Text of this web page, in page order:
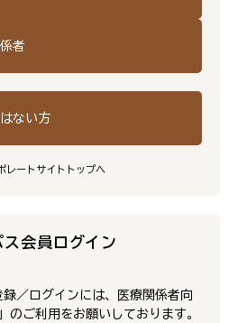
者
ない方
レートサイトトップへ
会員ログイン
／ログインには、医療関係者向
のご利用をお願いしております。